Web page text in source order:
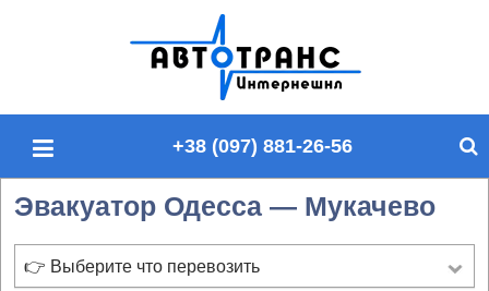
п
о
+38 (097) 881-26-56
Эвакуатор Одесса — Мукачево
👉 Выберите что перевозить